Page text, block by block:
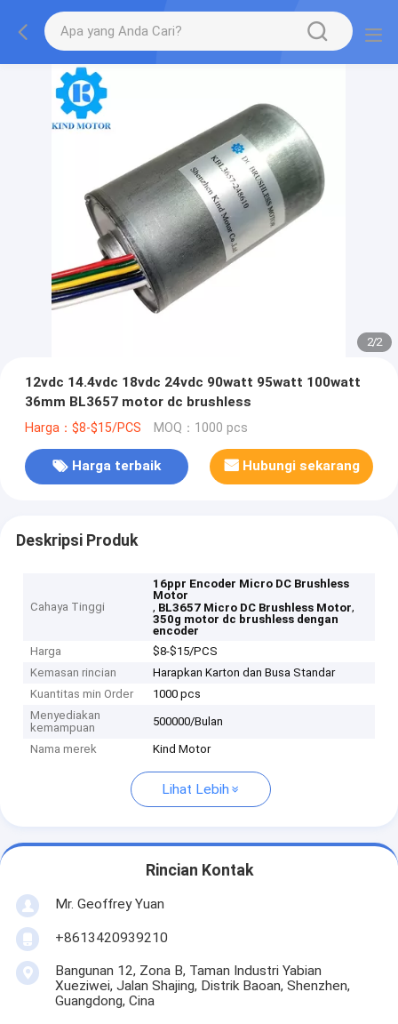
2/2
12vdc 14.4vdc 18vdc 24vdc 90watt 95watt 100watt
36mm BL3657 motor dc brushless
Harga：$8-$15/PCS MOQ：1000 pcs
Harga terbaik Hubungi sekarang
Deskripsi Produk
Cahaya Tinggi
16ppr Encoder Micro DC Brushless
Motor
, BL3657 Micro DC Brushless Motor,
350g motor dc brushless dengan
encoder
Harga
$8-$15/PCS
Kemasan rincian
Harapkan Karton dan Busa Standar
Kuantitas min Order
1000 pcs
Menyediakan
kemampuan
500000/Bulan
Nama merek Kind Motor
Lihat Lebih
Rincian Kontak
Mr. Geoffrey Yuan
+8613420939210
Bangunan 12, Zona B, Taman Industri Yabian
Xueziwei, Jalan Shajing, Distrik Baoan, Shenzhen,
Guangdong, Cina